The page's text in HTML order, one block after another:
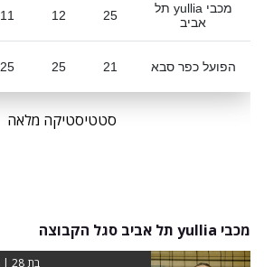
מכבי yullia תל
אביב
25
12
11
הפועל כפר סבא 21
25
25
סטטיסטיקה מלאה
מכבי yullia תל אביב סגל הקבוצה
בת 28 | 1.8